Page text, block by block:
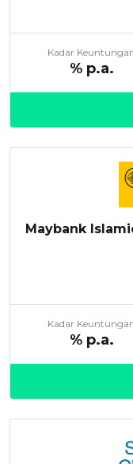
Kadar
% p.a.
Maybank
Kadar
% p.a.